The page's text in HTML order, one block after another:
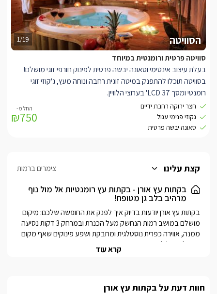
1/19 הסוויטה
סוויטה פרטית ורומנטית במיוחד
בעלת עיצוב אינטימי וסאונה יבשה פרטית לפינוק חורפי זוגי מושלם!
בסוויטה תוכלו להתפנק במיטה זוגית רחבה ונוחה מעץ, ג'קוזי זוגי
רומנטי ומסך LCD 37' בערוצי הלוויין.
פינת ישיבה נעימה, שולחן סעודה כפרי, מיזוג אוויר, מטבחון מאובזר
הכולל מקרר, מיקרוגל, כיריים חשמליות, פינת קפה וכלי מטבח.
לכל בקתה יציאה אל מרפסת ישיבה פרטית נעימה. בנוסף, בסוויטה
חצר ירוקה רחבת ידיים
גקוזי פנימי עגול
סאונה יבשה פרטית
₪750
קצת עלינו צימרים ברמות
בקתות עץ אורן - בקתות עץ רומנטיות אל מול נוף
מרהיב בלב גן מטופח!
קרא עוד
חוות דעת על בקתות עץ אורן